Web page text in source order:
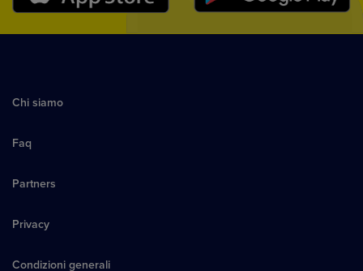
Chi siamo
Faq
Partners
Privacy
Condizioni generali